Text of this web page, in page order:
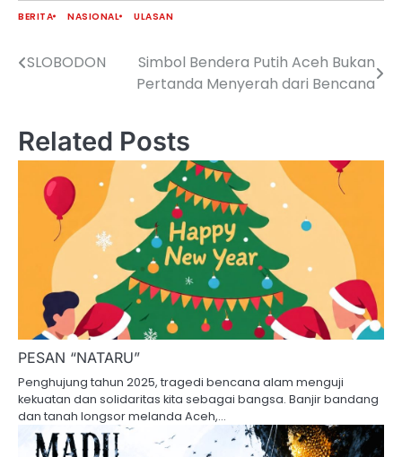
BERITA NASIONAL ULASAN
Navigasi
SLOBODON
Simbol Bendera Putih Aceh Bukan
Pertanda Menyerah dari Bencana
Related Posts
PESAN “NATARU”
Penghujung tahun 2025, tragedi bencana alam menguji
kekuatan dan solidaritas kita sebagai bangsa. Banjir bandang
dan tanah longsor melanda Aceh,…